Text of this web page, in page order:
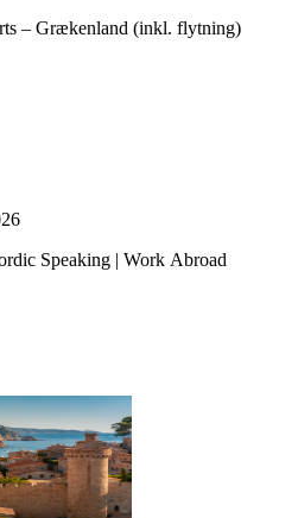
– Grækenland (inkl. flytning)
Speaking | Work Abroad